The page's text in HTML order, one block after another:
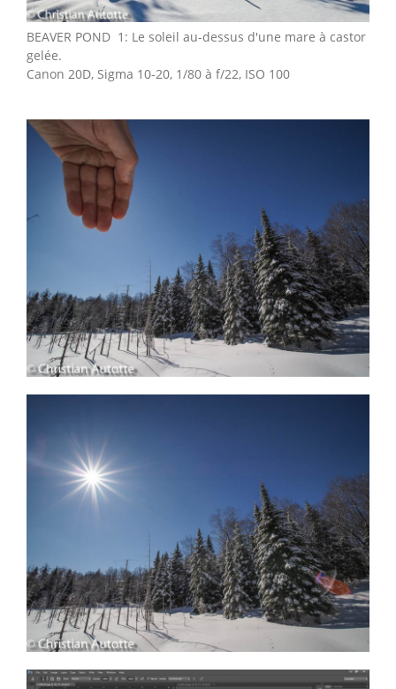
BEAVER POND 1: Le soleil au-dessus d'une mare à castor
gelée.
Canon 20D, Sigma 10-20, 1/80 à f/22, ISO 100